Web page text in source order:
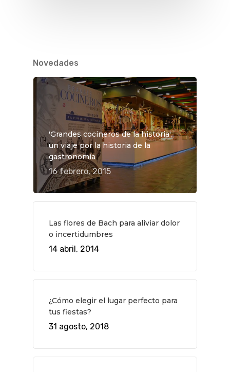
Novedades
'Grandes cocineros de la historia',
un viaje por la historia de la
gastronomía
16 febrero, 2015
Las flores de Bach para aliviar dolor
o incertidumbres
14 abril, 2014
¿Cómo elegir el lugar perfecto para
tus fiestas?
31 agosto, 2018
Museos Y
Teatro
Música
Restaurantes
Rutas Por Madrid
Gastro
BEAUTY